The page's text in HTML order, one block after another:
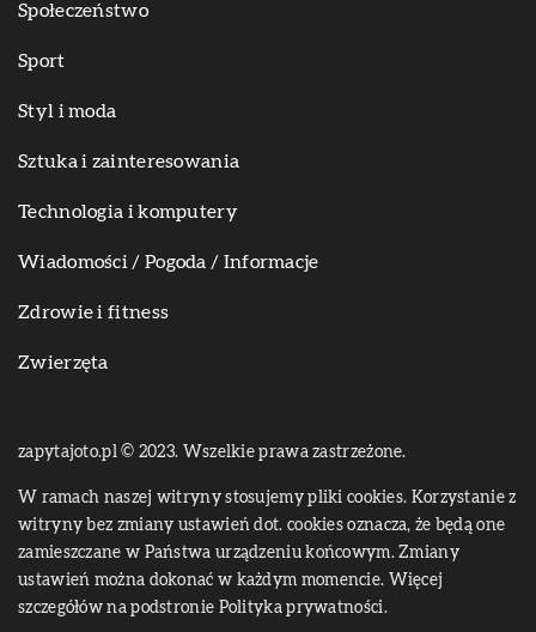
Społeczeństwo
Sport
Styl i moda
Sztuka i zainteresowania
Technologia i komputery
Wiadomości / Pogoda / Informacje
Zdrowie i fitness
Zwierzęta
zapytajoto.pl © 2023. Wszelkie prawa zastrzeżone.
W ramach naszej witryny stosujemy pliki cookies. Korzystanie z
witryny bez zmiany ustawień dot. cookies oznacza, że będą one
zamieszczane w Państwa urządzeniu końcowym. Zmiany
ustawień można dokonać w każdym momencie. Więcej
szczegółów na podstronie Polityka prywatności.